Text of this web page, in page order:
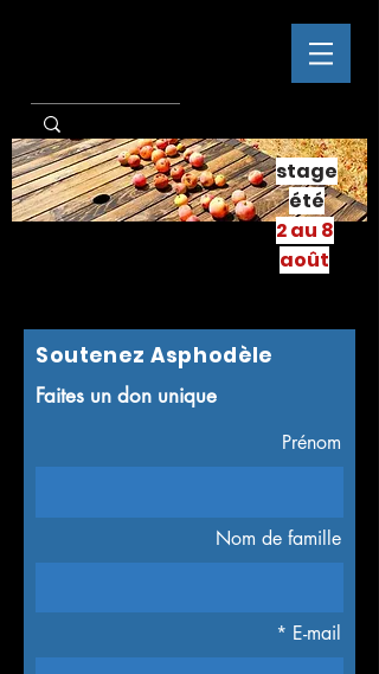
stage
été
2 au 8
août
Soutenez Asphodèle
Faites un don unique
Prénom
Nom de famille
E-mail